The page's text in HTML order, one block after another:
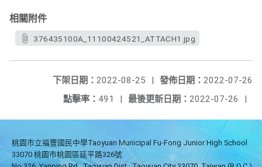
相關附件
376435100A_11100424521_ATTACH1.jpg
發佈日期： 2022-07-26
下架日期： 2022-08-25
|
最後更新日期： 2022-07-26 |
點擊率： 491 |
桃園市立福豐國民中學Taoyuan Municipal Fu-Fong Junior High School
33070 桃園市桃園區延平路326號